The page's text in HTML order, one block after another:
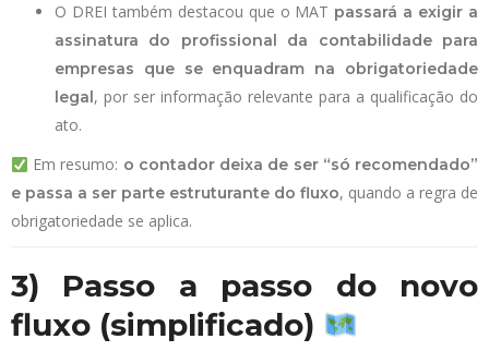
O DREI também destacou que o MAT passará a exigir a
assinatura do profissional da contabilidade para
empresas que se enquadram na obrigatoriedade
legal, por ser informação relevante para a qualificação do
ato.
Em resumo: o contador deixa de ser “só recomendado”
e passa a ser parte estruturante do fluxo, quando a regra de
obrigatoriedade se aplica.
3) Passo a passo do novo
fluxo (simplificado)